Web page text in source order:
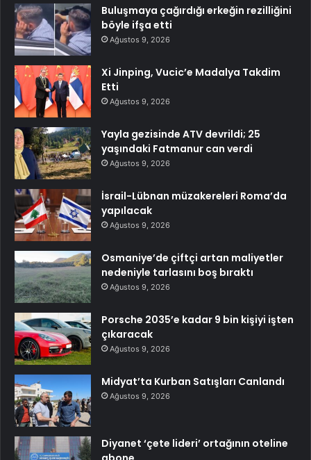
Buluşmaya çağırdığı erkeğin rezilliğini
böyle ifşa etti
Ağustos 9, 2026
Xi Jinping, Vucic’e Madalya Takdim
Etti
Ağustos 9, 2026
Yayla gezisinde ATV devrildi; 25
yaşındaki Fatmanur can verdi
Ağustos 9, 2026
İsrail-Lübnan müzakereleri Roma’da
yapılacak
Ağustos 9, 2026
Osmaniye’de çiftçi artan maliyetler
nedeniyle tarlasını boş bıraktı
Ağustos 9, 2026
Porsche 2035’e kadar 9 bin kişiyi işten
çıkaracak
Ağustos 9, 2026
Midyat’ta Kurban Satışları Canlandı
Ağustos 9, 2026
Diyanet ‘çete lideri’ ortağının oteline